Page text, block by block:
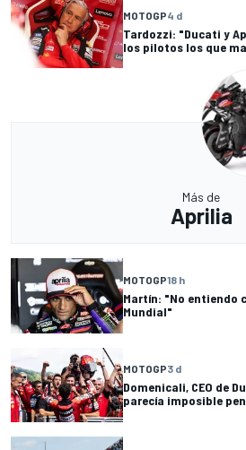
MOTOGP4 d
Tardozzi: "Ducati y
los pilotos los que
Más de
Aprilia
MOTOGP18 h
Martín: "No entiendo
Mundial"
MOTOGP3 d
Domenicali, CEO de
parecía imposible